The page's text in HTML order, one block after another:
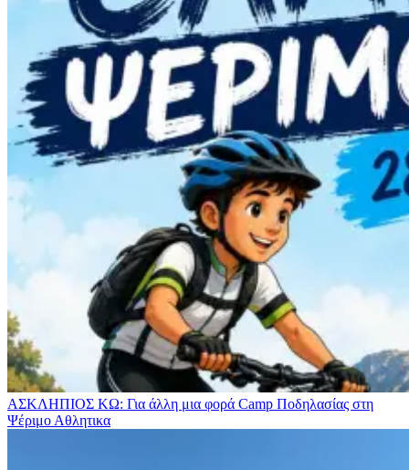
ΑΣΚΛΗΠΙΟΣ ΚΩ: Για άλλη μια φορά Camp Ποδηλασίας στη
Ψέριμο Αθλητικα